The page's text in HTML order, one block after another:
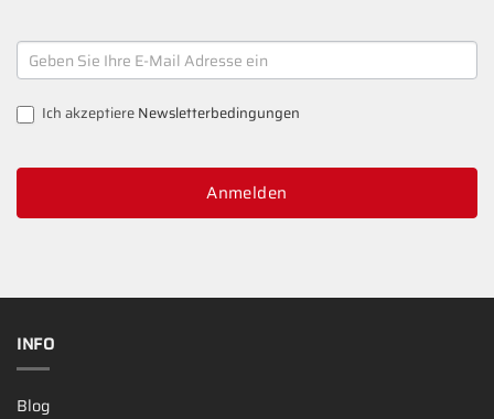
NEWSLETTER
SIGNUP
Ich akzeptiereNewsletterbedingungen
Anmelden
INFO
Blog